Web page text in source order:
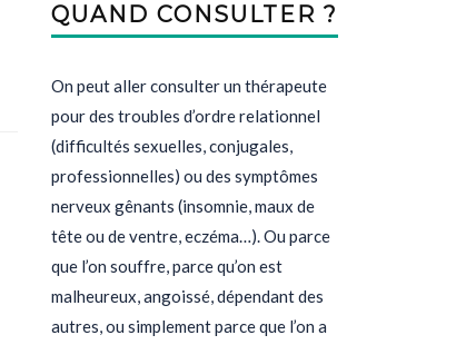
QUAND CONSULTER ?
On peut aller consulter un thérapeute
pour des troubles d’ordre relationnel
(difficultés sexuelles, conjugales,
professionnelles) ou des symptômes
nerveux gênants (insomnie, maux de
tête ou de ventre, eczéma…). Ou parce
que l’on souffre, parce qu’on est
malheureux, angoissé, dépendant des
autres, ou simplement parce que l’on a